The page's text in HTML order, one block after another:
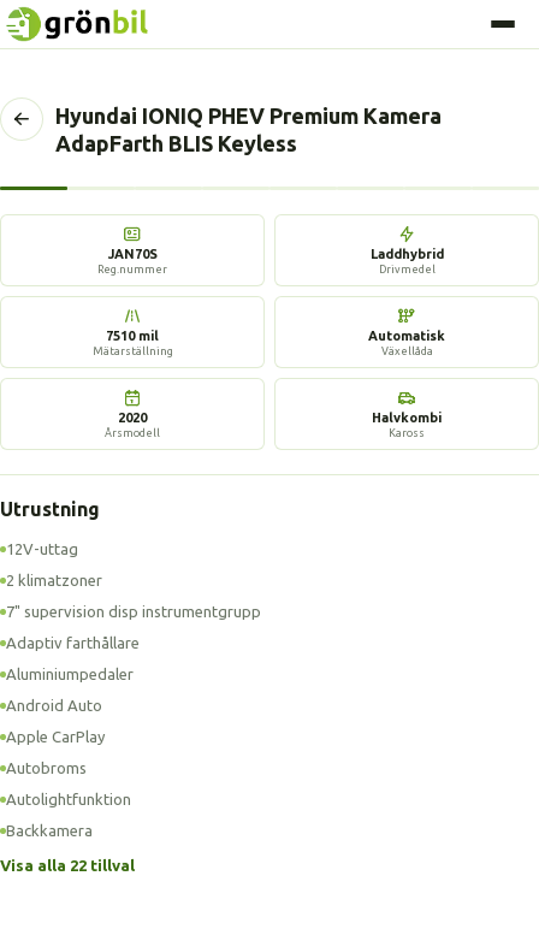
Tillbaka
sida
Hyundai IONIQ PHEV Premium Kamera
AdapFarth BLIS Keyless
JAN70S
Reg.nummer
Laddhybrid
Drivmedel
7510 mil
Mätarställning
Automatisk
Växellåda
2020
Årsmodell
Halvkombi
Kaross
Utrustning
12V-uttag
2 klimatzoner
7" supervision disp instrumentgrupp
Adaptiv farthållare
Aluminiumpedaler
Android Auto
Apple CarPlay
Autobroms
Autolightfunktion
Backkamera
Visa alla 22 tillval